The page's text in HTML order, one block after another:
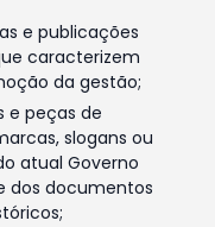
e publicações
caracterizem
da gestão;
e peças de
slogans ou
atual Governo
dos documentos